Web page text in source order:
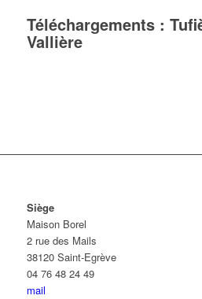
Téléchargements :
Vallière
Siège
Maison Borel
2 rue des Mails
38120 Saint-Egrève
04 76 48 24 49
mail